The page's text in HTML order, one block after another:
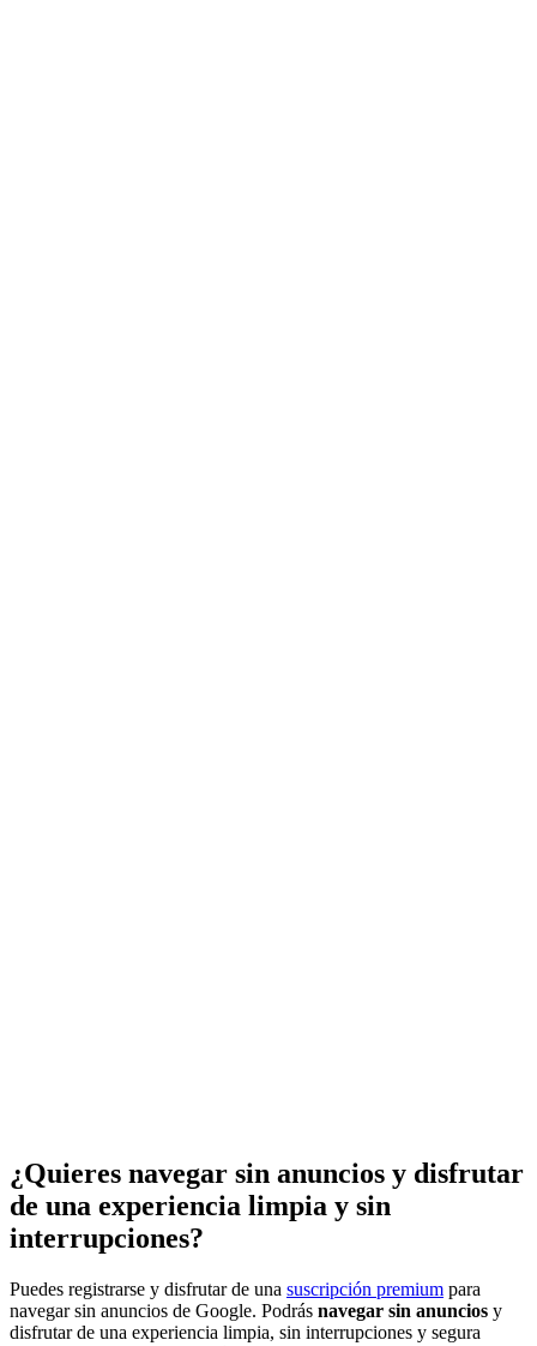
¿Quieres navegar sin anuncios y disfrutar
de una experiencia limpia y sin
interrupciones?
Puedes registrarse y disfrutar de una suscripción premium para
navegar sin anuncios de Google. Podrás navegar sin anuncios y
disfrutar de una experiencia limpia, sin interrupciones y segura